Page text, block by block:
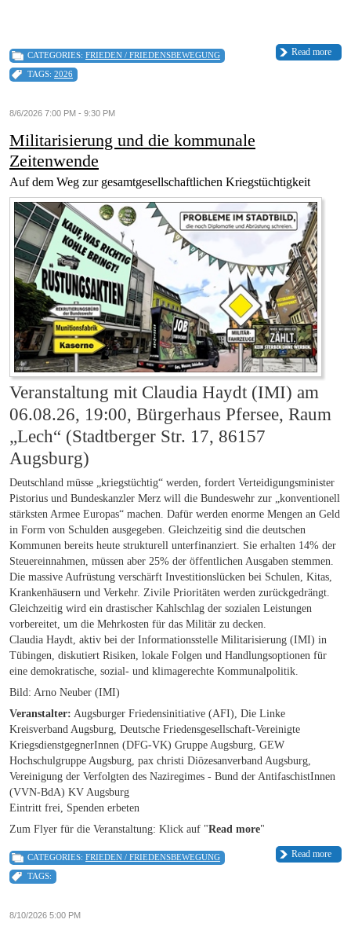
Read more
CATEGORIES: FRIEDEN / FRIEDENSBEWEGUNG
TAGS: 2026
8/6/2026 7:00 PM - 9:30 PM
Militarisierung und die kommunale
Zeitenwende
Auf dem Weg zur gesamtgesellschaftlichen Kriegstüchtigkeit
Veranstaltung mit Claudia Haydt (IMI) am
06.08.26, 19:00, Bürgerhaus Pfersee, Raum
„Lech“ (Stadtberger Str. 17, 86157
Augsburg)
Deutschland müsse „kriegstüchtig“ werden, fordert Verteidigungsminister
Pistorius und Bundeskanzler Merz will die Bundeswehr zur „konventionell
stärksten Armee Europas“ machen. Dafür werden enorme Mengen an Geld
in Form von Schulden ausgegeben. Gleichzeitig sind die deutschen
Kommunen bereits heute strukturell unterfinanziert. Sie erhalten 14% der
Steuereinnahmen, müssen aber 25% der öffentlichen Ausgaben stemmen.
Die massive Aufrüstung verschärft Investitionslücken bei Schulen, Kitas,
Krankenhäusern und Verkehr. Zivile Prioritäten werden zurückgedrängt.
Gleichzeitig wird ein drastischer Kahlschlag der sozialen Leistungen
vorbereitet, um die Mehrkosten für das Militär zu decken.
Claudia Haydt, aktiv bei der Informationsstelle Militarisierung (IMI) in
Tübingen, diskutiert Risiken, lokale Folgen und Handlungsoptionen für
eine demokratische, sozial- und klimagerechte Kommunalpolitik.
Bild: Arno Neuber (IMI)
Veranstalter: Augsburger Friedensinitiative (AFI), Die Linke
Kreisverband Augsburg, Deutsche Friedensgesellschaft-Vereinigte
KriegsdienstgegnerInnen (DFG-VK) Gruppe Augsburg, GEW
Hochschulgruppe Augsburg, pax christi Diözesanverband Augsburg,
Vereinigung der Verfolgten des Naziregimes - Bund der AntifaschistInnen
(VVN-BdA) KV Augsburg
Eintritt frei, Spenden erbeten
Zum Flyer für die Veranstaltung: Klick auf "Read more"
Read more
CATEGORIES: FRIEDEN / FRIEDENSBEWEGUNG
TAGS:
8/10/2026 5:00 PM